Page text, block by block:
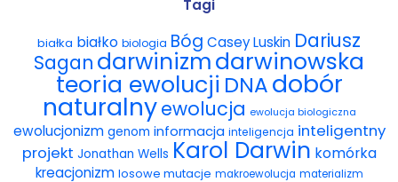
Dla autorów
Darmowy ebook
Księgarnia
Tagi
białka białko biologia Bóg Casey Luskin Dariusz
Sagan darwinizmdarwinowska
teoria ewolucji DNAdobór
naturalnyewolucja ewolucja biologiczna
ewolucjonizm genom informacja inteligencja inteligentny
projekt Jonathan Wells Karol Darwin komórka
kreacjonizm losowe mutacje makroewolucja materializm